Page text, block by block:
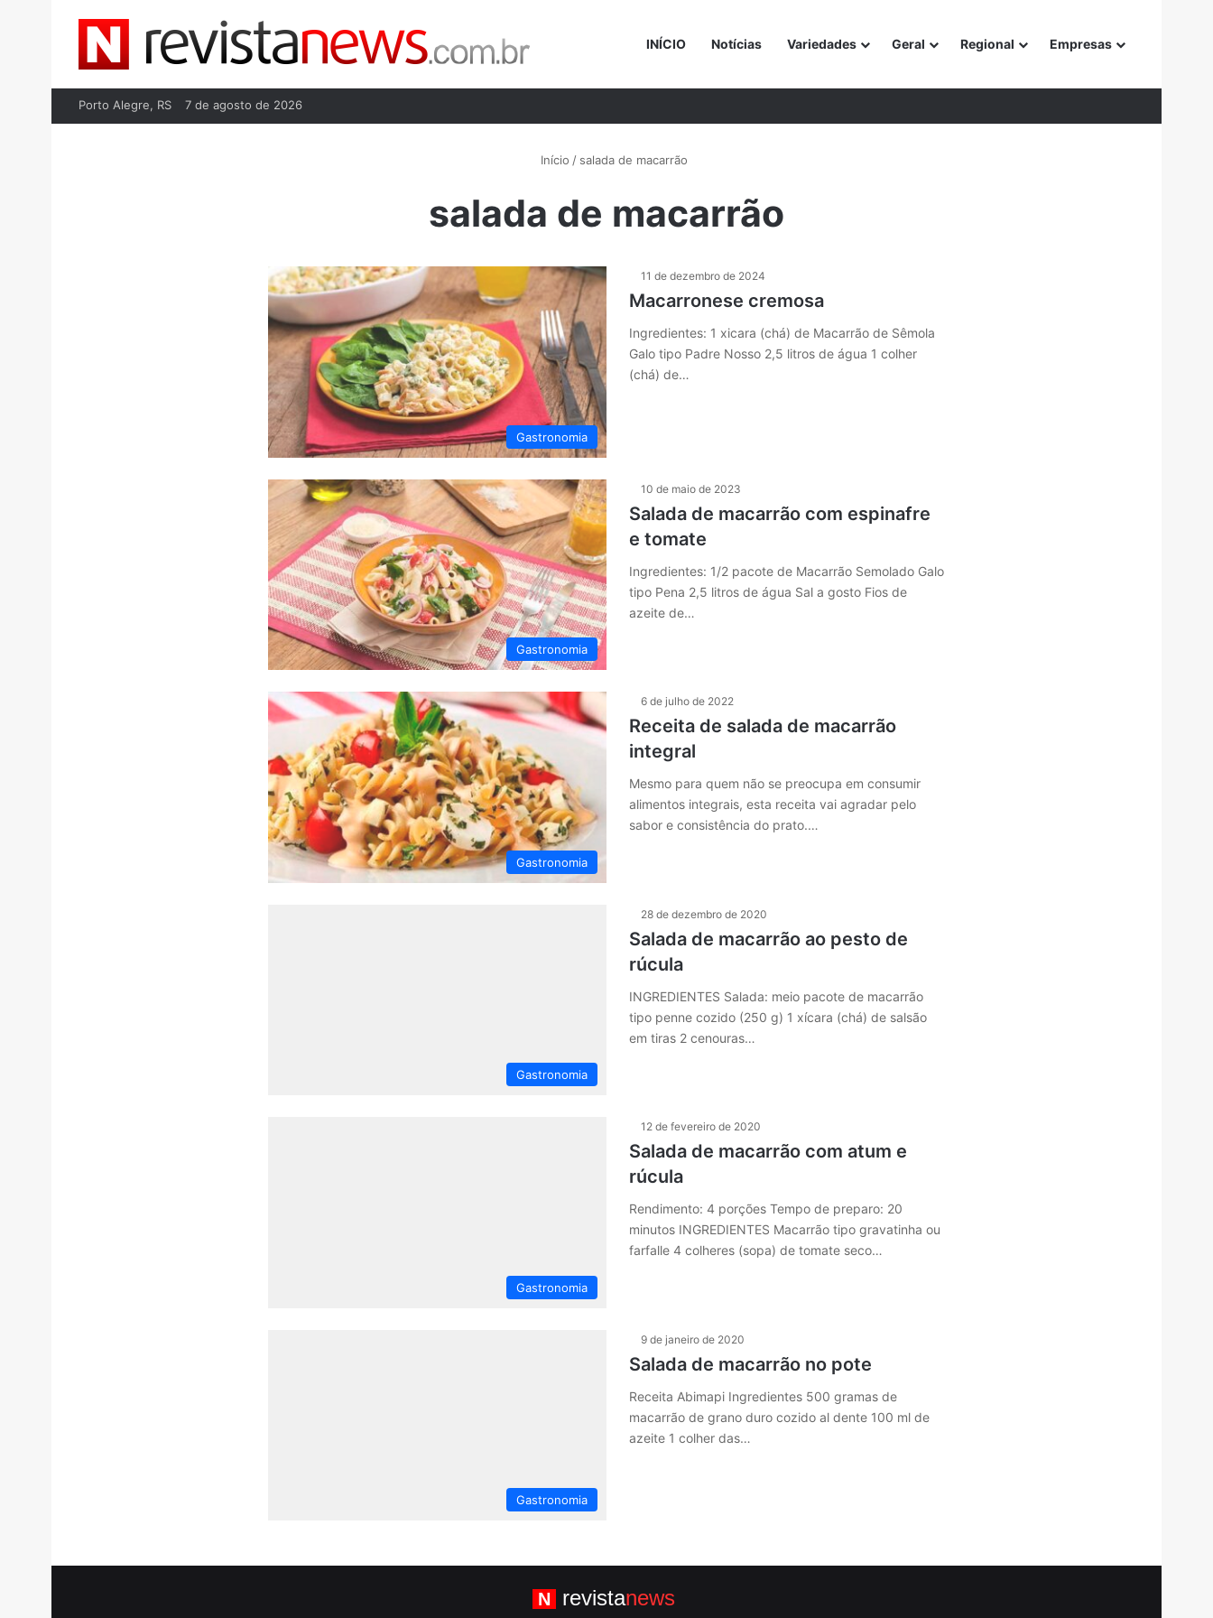
INÍCIO Notícias Variedades Geral Regional Empresas
Porto Alegre, RS 7 de agosto de 2026
Início / salada de macarrão
salada de macarrão
Gastronomia
11 de dezembro de 2024
Macarronese cremosa
Ingredientes: 1 xicara (chá) de Macarrão de Sêmola
Galo tipo Padre Nosso 2,5 litros de água 1 colher
(chá) de…
Gastronomia
10 de maio de 2023
Salada de macarrão com espinafre
e tomate
Ingredientes: 1/2 pacote de Macarrão Semolado Galo
tipo Pena 2,5 litros de água Sal a gosto Fios de
azeite de…
Gastronomia
6 de julho de 2022
Receita de salada de macarrão
integral
Mesmo para quem não se preocupa em consumir
alimentos integrais, esta receita vai agradar pelo
sabor e consistência do prato.…
Gastronomia
28 de dezembro de 2020
Salada de macarrão ao pesto de
rúcula
INGREDIENTES Salada: meio pacote de macarrão
tipo penne cozido (250 g) 1 xícara (chá) de salsão
em tiras 2 cenouras…
Gastronomia
12 de fevereiro de 2020
Salada de macarrão com atum e
rúcula
Rendimento: 4 porções Tempo de preparo: 20
minutos INGREDIENTES Macarrão tipo gravatinha ou
farfalle 4 colheres (sopa) de tomate seco…
Gastronomia
9 de janeiro de 2020
Salada de macarrão no pote
Receita Abimapi Ingredientes 500 gramas de
macarrão de grano duro cozido al dente 100 ml de
azeite 1 colher das…
N revistanews